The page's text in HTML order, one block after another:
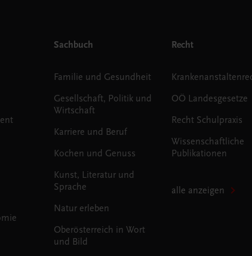
Sachbuch
Familie und Gesundheit
Gesellschaft, Politik und
Wirtschaft
Karriere und Beruf
Kochen und Genuss
Kunst, Literatur und
Sprache
Natur erleben
Oberösterreich in Wort
und Bild
Recht
OÖ Landesgesetze
Recht Schulpraxis
Wissenschaftliche
Publikationen
alle anzeigen